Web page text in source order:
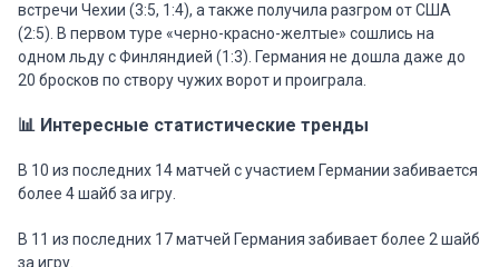
встречи Чехии (3:5, 1:4), а также получила разгром от США
(2:5). В первом туре «черно-красно-желтые» сошлись на
одном льду с Финляндией (1:3). Германия не дошла даже до
20 бросков по створу чужих ворот и проиграла.
📊 Интересные статистические тренды
В 10 из последних 14 матчей с участием Германии забивается
более 4 шайб за игру.
В 11 из последних 17 матчей Германия забивает более 2 шайб
за игру.